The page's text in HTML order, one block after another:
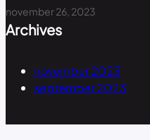
november 26, 2023
Archives
november 2023
september 2023